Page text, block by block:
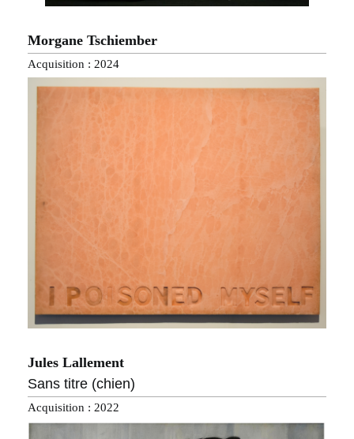
Morgane Tschiember
Acquisition : 2024
Jules Lallement
Sans titre (chien)
Acquisition : 2022